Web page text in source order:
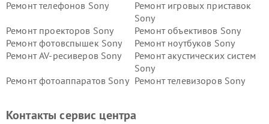
Ремонт телефонов Sony
Ремонт игровых приставок
Sony
Ремонт проекторов Sony
Ремонт объективов Sony
Ремонт фотовспышек Sony
Ремонт ноутбуков Sony
Ремонт AV-ресиверов Sony
Ремонт акустических систем
Sony
Ремонт фотоаппаратов Sony Ремонт телевизоров Sony
Контакты сервис центра